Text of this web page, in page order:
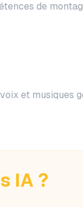
de
et musiques
IA ?